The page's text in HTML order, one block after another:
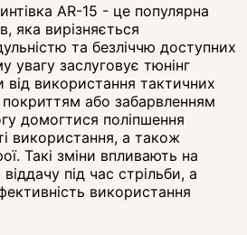
AR-15 - це популярна
яка вирізняється
та безліччю доступних
увагу заслуговує тюнінг
від використання тактичних
покриттям або забарвленням
домогтися поліпшення
використання, а також
Такі зміни впливають на
під час стрільби, а
використання